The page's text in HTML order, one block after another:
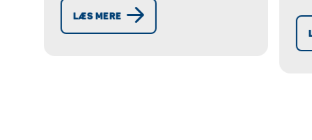
køkkenet og i hverdagen.
Alsidig, rivefast, lækagesikker
LÆS MERE